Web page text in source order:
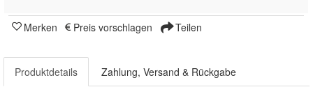
Merken Preis vorschlagen Teilen
Produktdetails Zahlung, Versand & Rückgabe